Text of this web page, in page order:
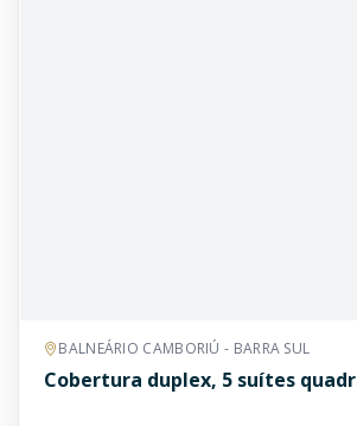
BALNEÁRIO CAMBORIÚ - BARRA SUL
Cobertura duplex, 5 suítes